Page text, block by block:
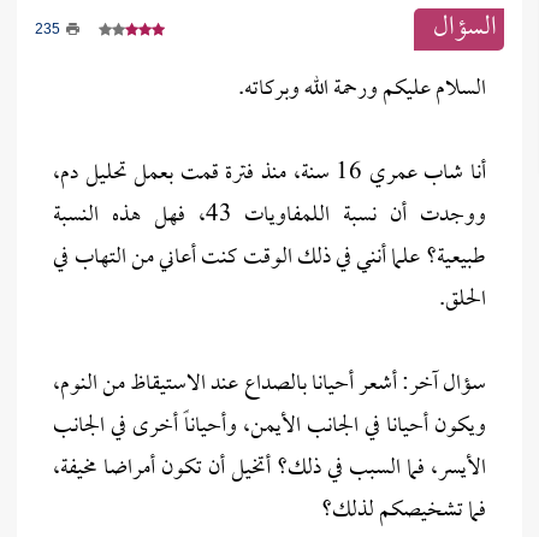
السؤال 235
السلام عليكم ورحمة الله وبركاته.
أنا شاب عمري 16 سنة، منذ فترة قمت بعمل تحليل دم،
ووجدت أن نسبة اللمفاويات 43، فهل هذه النسبة
طبيعية؟ علما أنني في ذلك الوقت كنت أعاني من التهاب في
الحلق.
سؤال آخر: أشعر أحيانا بالصداع عند الاستيقاظ من النوم،
ويكون أحيانا في الجانب الأيمن، وأحياناً أخرى في الجانب
الأيسر، فما السبب في ذلك؟ أتخيل أن تكون أمراضا مخيفة،
فما تشخيصكم لذلك؟